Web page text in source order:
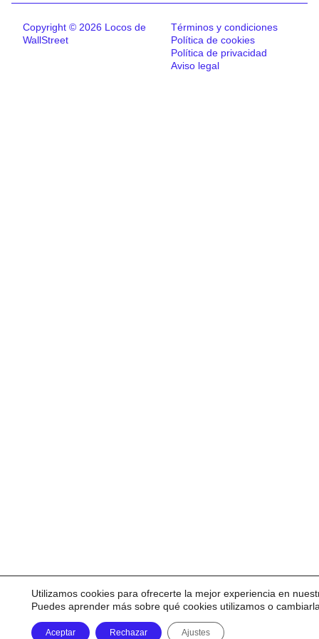
Copyright © 2026 Locos de
WallStreet
Términos y condiciones
Política de cookies
Política de privacidad
Aviso legal
Utilizamos cookies para ofrecerte la mejor experiencia en
Puedes aprender más sobre qué cookies utilizamos o
Aceptar Rechazar Ajustes